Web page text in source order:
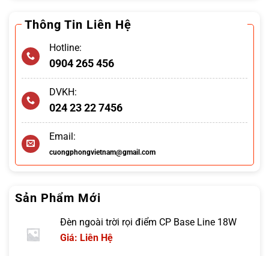
Thông Tin Liên Hệ
Hotline:
0904 265 456
DVKH:
024 23 22 7456
Email:
cuongphongvietnam@gmail.com
Sản Phẩm Mới
Đèn ngoài trời rọi điểm CP Base Line 18W
Giá: Liên Hệ